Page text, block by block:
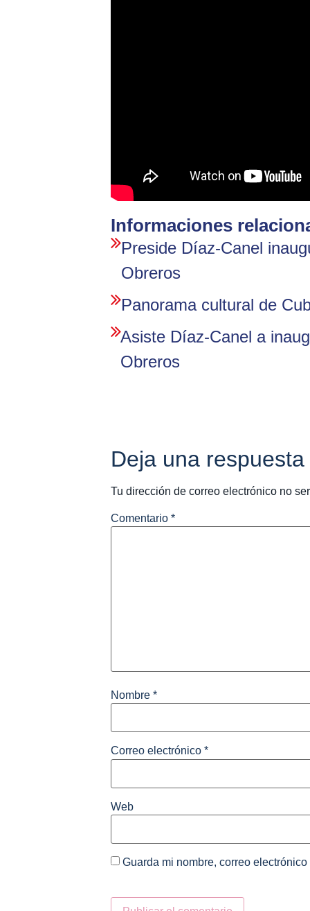
Informaciones
Preside Díaz-Canel
Obreros
Panorama cultural de
Asiste Díaz-Canel a
Obreros
Deja una respuesta
Tu dirección de correo electrónico no
Comentario *
Nombre *
Correo electrónico *
Web
Guarda mi nombre, correo